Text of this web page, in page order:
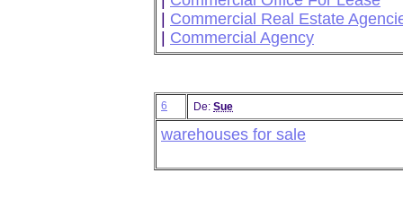
Commercial Real Estate
Commercial Agency
6 De: Sue
warehouses for sale